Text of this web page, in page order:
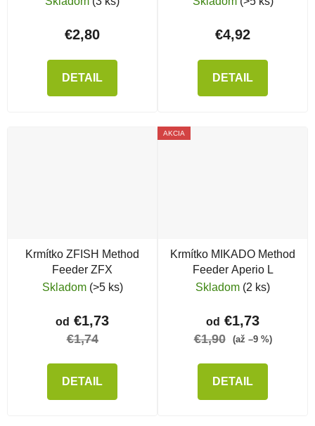
€2,80
DETAIL
€4,92
DETAIL
Krmítko ZFISH Method
Feeder ZFX
Skladom (>5 ks)
od €1,73
€1,74
DETAIL
AKCIA
Krmítko MIKADO Method
Feeder Aperio L
Skladom (2 ks)
od €1,73
€1,90 (až –9 %)
DETAIL